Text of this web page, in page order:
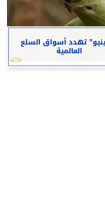
تهدد أسواق السلع
العالمية